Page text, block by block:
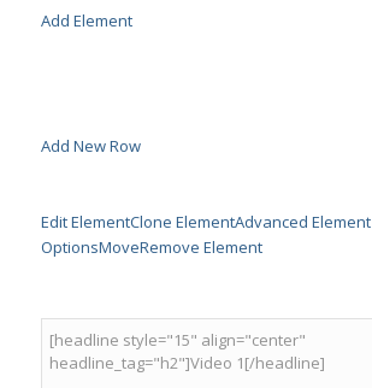
Add Element
Add New Row
Edit ElementClone ElementAdvanced Element
OptionsMoveRemove Element